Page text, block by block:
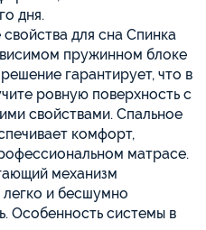
дня.
для сна Спинка
пружинном блоке
гарантирует, что в
ровную поверхность с
свойствами. Спальное
комфорт,
матрасе.
механизм
и бесшумно
Особенность системы в